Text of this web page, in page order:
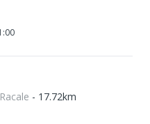
- 17.72km